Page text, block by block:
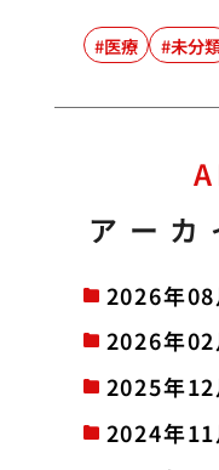
医療 未分
アーカ
2026年08
2026年02
2025年12
2024年11